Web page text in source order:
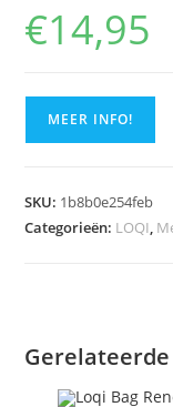
€14,95
MEER INFO!
SKU: 1b8b0e254feb
Categorieën: LOQI,